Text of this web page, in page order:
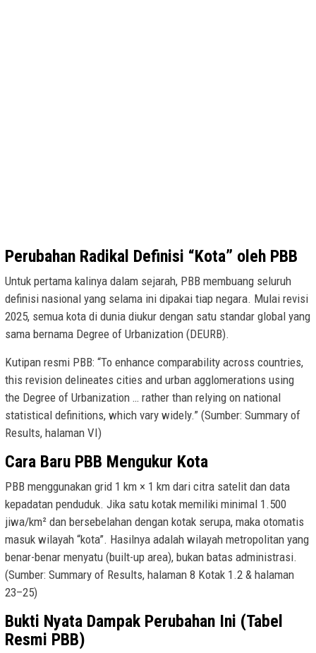
Perubahan Radikal Definisi “Kota” oleh PBB
Untuk pertama kalinya dalam sejarah, PBB membuang seluruh
definisi nasional yang selama ini dipakai tiap negara. Mulai revisi
2025, semua kota di dunia diukur dengan satu standar global yang
sama bernama Degree of Urbanization (DEURB).
Kutipan resmi PBB: “To enhance comparability across countries,
this revision delineates cities and urban agglomerations using
the Degree of Urbanization … rather than relying on national
statistical definitions, which vary widely.” (Sumber: Summary of
Results, halaman VI)
Cara Baru PBB Mengukur Kota
PBB menggunakan grid 1 km × 1 km dari citra satelit dan data
kepadatan penduduk. Jika satu kotak memiliki minimal 1.500
jiwa/km² dan bersebelahan dengan kotak serupa, maka otomatis
masuk wilayah “kota”. Hasilnya adalah wilayah metropolitan yang
benar-benar menyatu (built-up area), bukan batas administrasi.
(Sumber: Summary of Results, halaman 8 Kotak 1.2 & halaman
23–25)
Bukti Nyata Dampak Perubahan Ini (Tabel
Resmi PBB)